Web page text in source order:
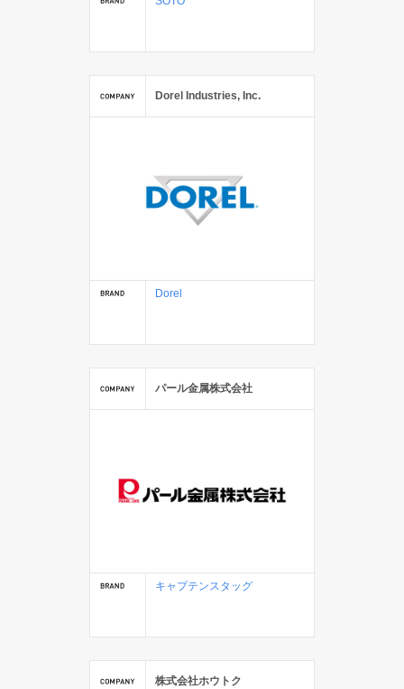
Dorel Industries, Inc.
Dorel
パール金属株式会社
キャプテンスタッグ
株式会社ホウトク